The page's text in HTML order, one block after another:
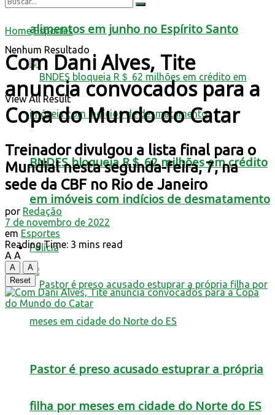
alimentos em junho no Espírito Santo
BNDES bloqueia R＄ 62 milhões em crédito
em imóveis com indícios de desmatamento
Polícia
Pastor é preso acusado estuprar a própria
filha por meses em cidade do Norte do ES
Nenhum Resultado
View All Result
Home Esportes
Com Dani Alves, Tite
anuncia convocados para a
Copa do Mundo do Catar
Treinador divulgou a lista final para o
Mundial nesta segunda-feira, 7, na
sede da CBF no Rio de Janeiro
por Redação
7 de novembro de 2022
em Esportes
Reading Time: 3 mins read
A A
A
A
Reset